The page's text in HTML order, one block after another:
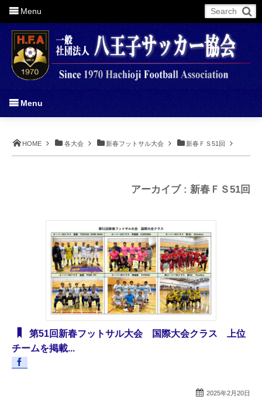
HOME 各大会 新春フットサル大会 新春ＦＳ51回
アーカイブ : 新春ＦＳ51回
第51回新春フットサル大会 国際大会クラス 上位
チームを掲載...
2025年2月20日
More
Menu
Menu